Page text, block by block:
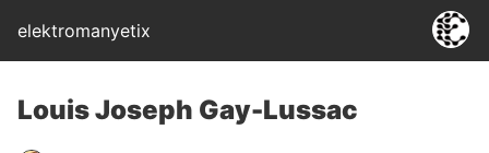
elektromanyetix
Louis Joseph Gay-Lussac